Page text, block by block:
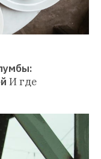
И где